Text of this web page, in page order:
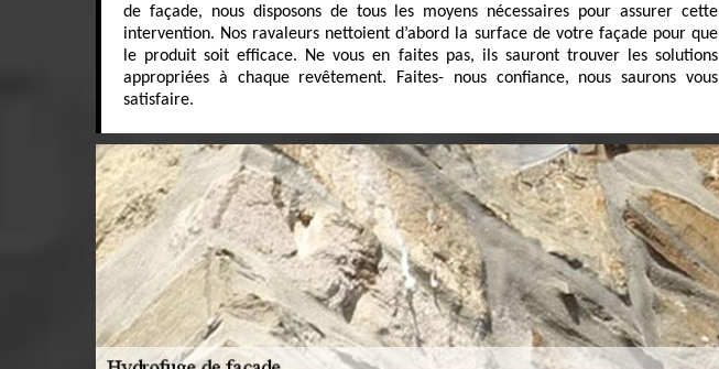
de façade, nous disposons de tous les moyens nécessaires pour assurer cette
intervention. Nos ravaleurs nettoient d’abord la surface de votre façade pour que
le produit soit efficace. Ne vous en faites pas, ils sauront trouver les solutions
appropriées à chaque revêtement. Faites- nous confiance, nous saurons vous
satisfaire.